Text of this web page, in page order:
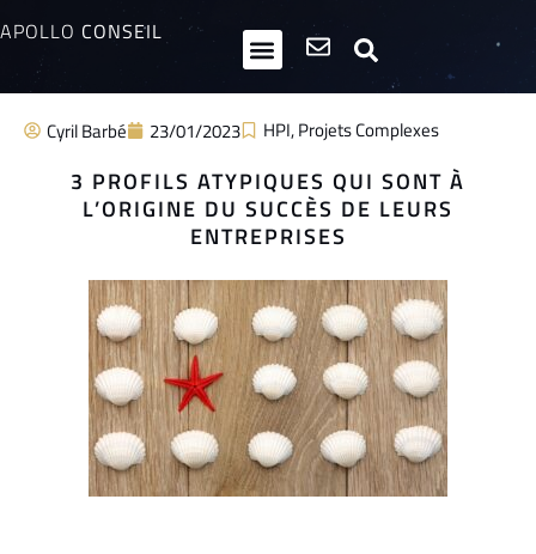
APOLLO CONSEIL
Cyril Barbé 23/01/2023 HPI,Projets Complexes
3 PROFILS ATYPIQUES QUI SONT À
L’ORIGINE DU SUCCÈS DE LEURS
ENTREPRISES